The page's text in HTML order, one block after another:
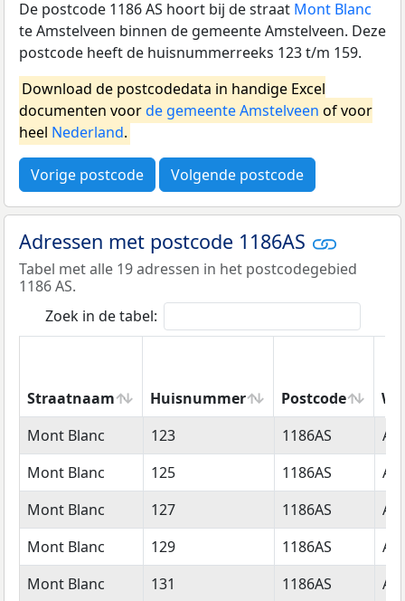
De postcode 1186 AS hoort bij de straat Mont Blanc
te Amstelveen binnen de gemeente Amstelveen. Deze
postcode heeft de huisnummerreeks 123 t/m 159.
Download de postcodedata in handige Excel
documenten voorde gemeente Amstelveen of voor
heel Nederland.
Vorige postcode Volgende postcode
Adressen met postcode 1186AS
Tabel met alle 19 adressen in het postcodegebied
1186 AS.
Zoek in de tabel:
Straatnaam Huisnummer Postcode
Straatnaam
Huisnummer Postcode
Mont Blanc 123 1186AS
Mont Blanc
125 1186AS
Mont Blanc
127 1186AS
Mont Blanc
129 1186AS
Mont Blanc
131 1186AS